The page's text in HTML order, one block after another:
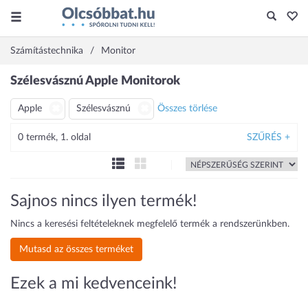
Számítástechnika Monitor
Szélesvásznú Apple Monitorok
Apple Szélesvásznú Összes törlése
0 termék, 1. oldal SZŰRÉS +
Sajnos nincs ilyen termék!
Nincs a keresési feltételeknek megfelelő termék a rendszerünkben.
Mutasd az összes terméket
Ezek a mi kedvenceink!